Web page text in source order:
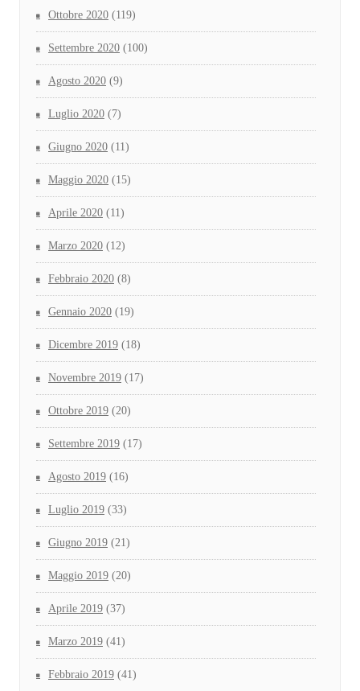
Ottobre 2020 (119)
Settembre 2020 (100)
Agosto 2020 (9)
Luglio 2020 (7)
Giugno 2020 (11)
Maggio 2020 (15)
Aprile 2020 (11)
Marzo 2020 (12)
Febbraio 2020 (8)
Gennaio 2020 (19)
Dicembre 2019 (18)
Novembre 2019 (17)
Ottobre 2019 (20)
Settembre 2019 (17)
Agosto 2019 (16)
Luglio 2019 (33)
Giugno 2019 (21)
Maggio 2019 (20)
Aprile 2019 (37)
Marzo 2019 (41)
Febbraio 2019 (41)